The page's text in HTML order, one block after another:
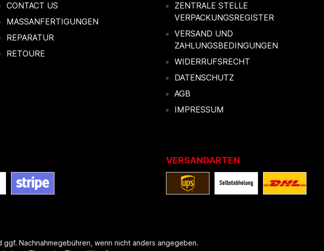
CONTACT US
MASSANFERTIGUNGEN
REPARATUR
RETOURE
ZENTRALE STELLE
VERPACKUNGSREGISTER
VERSAND UND
ZAHLUNGSBEDINGUNGEN
WIDERRUFSRECHT
DATENSCHUTZ
AGB
IMPRESSUM
VERSANDARTEN
ggf. Nachnahmegebühren, wenn nicht anders angegeben.